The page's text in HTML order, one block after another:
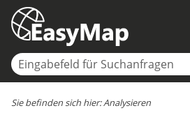
Sie befinden sich hier:Analysieren